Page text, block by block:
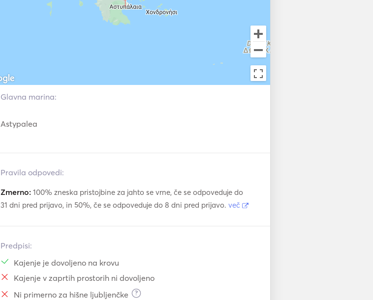
Glavna marina:
Astypalea
Pravila odpovedi:
Zmerno: 100% zneska pristojbine za jahto se vrne, če se odpoveduje do
31 dni pred prijavo, in 50%, če se odpoveduje do 8 dni pred prijavo. več
Predpisi:
Kajenje je dovoljeno na krovu
Kajenje v zaprtih prostorih ni dovoljeno
Ni primerno za hišne ljubljenčke
?